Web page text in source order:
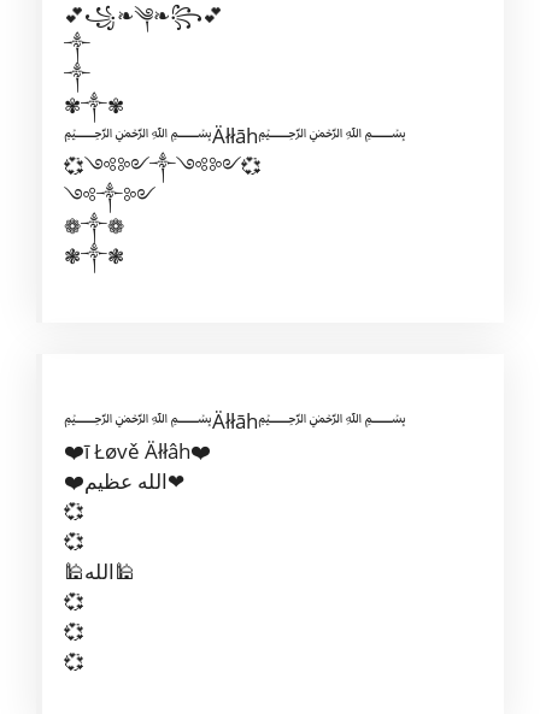
💕꧁❧༆❧꧂💕
༒
༒
✾༒✾
﷽Äłłāh﷽
💞༺༻༒༺༻💞
༺༒༻
❁༒❁
❃༒❃
﷽Äłłāh﷽
❤️ī Łøvě Äłłâh❤️
❤️الله عظيم❤
💞
💞
🕌الله🕌
💞
💞
💞